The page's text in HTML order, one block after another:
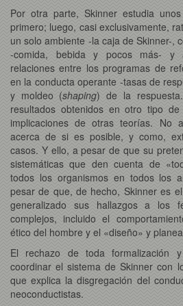
Por otra parte, Skinner estudia
primero; luego, casi exclusivamente,
un solo ambiente -la caja de Skinner-,
-comida, bebida y pocos más- y
relaciones entre los programas de
en la conducta operante -tasas de
y moldeo (shaping) de la
resultados obtenidos en otro tipo
implicaciones de otras teorías. No
acerca de si es posible, y como,
casos. Y ello, a pesar de que su
sistemáticas que den cuenta de
todos los organismos en todos los
pesar de que, de hecho, Skinner es
generalizado sus hallazgos a los
complejos, incluido el
ético del hombre y el «diseño» y
El rechazo de toda formalización
coordinar el sistema de Skinner con
que explica la disgregación del
neoconductistas.